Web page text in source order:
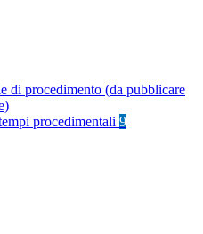
di procedimento (da pubblicare
procedimentali 9